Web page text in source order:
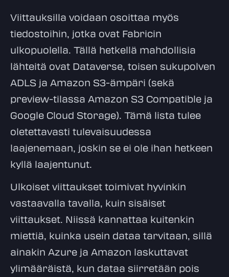
Viittauksilla voidaan osoittaa myös
tiedostoihin, jotka ovat Fabricin
ulkopuolella. Tällä hetkellä mahdollisia
lähteitä ovat Dataverse, toisen sukupolven
ADLS ja Amazon S3-ämpäri (sekä
preview-tilassa Amazon S3 Compatible ja
Google Cloud Storage). Tämä lista tulee
oletettavasti tulevaisuudessa
laajenemaan, joskin se ei ole ihan hetkeen
kyllä laajentunut.
Ulkoiset viittaukset toimivat hyvinkin
vastaavalla tavalla, kuin sisäiset
viittaukset. Niissä kannattaa kuitenkin
miettiä, kuinka usein dataa tarvitaan, sillä
ainakin Azure ja Amazon laskuttavat
ylimääräistä, kun dataa siirretään pois